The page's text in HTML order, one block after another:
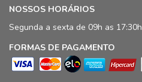
NOSSOS HORÁRIOS
Segunda a sexta de 09h as 17:30h
FORMAS DE PAGAMENTO